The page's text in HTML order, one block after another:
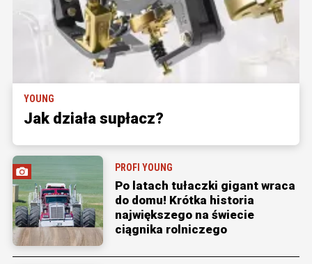
YOUNG
Jak działa supłacz?
PROFI YOUNG
Po latach tułaczki gigant wraca
do domu! Krótka historia
największego na świecie
ciągnika rolniczego